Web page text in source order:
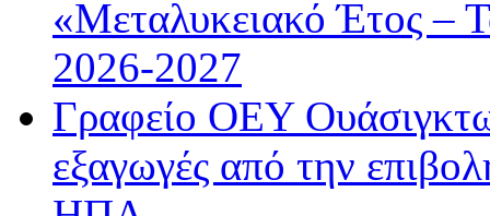
«Μεταλυκειακό Έτος –
2026-2027
Γραφείο ΟΕΥ
εξαγωγές από την